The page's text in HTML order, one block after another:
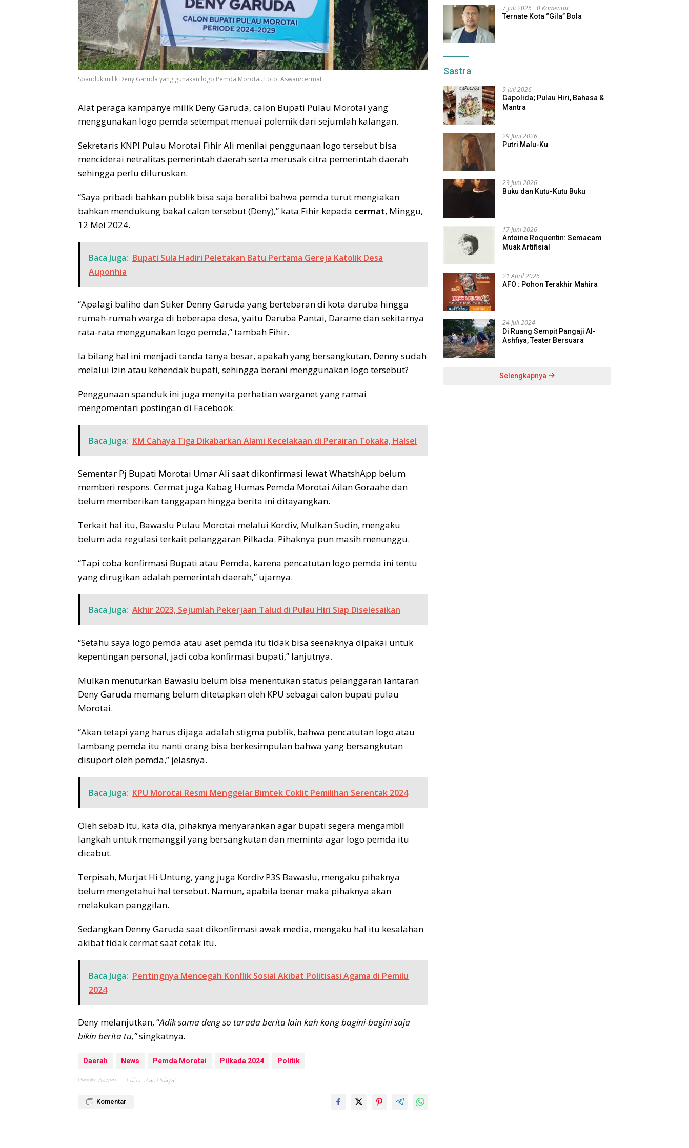
Spanduk milik Deny Garuda yang gunakan logo Pemda Morotai. Foto: Aswan/cermat
Alat peraga kampanye milik Deny Garuda, calon Bupati Pulau Morotai yang
menggunakan logo pemda setempat menuai polemik dari sejumlah kalangan.
Sekretaris KNPI Pulau Morotai Fihir Ali menilai penggunaan logo tersebut bisa
menciderai netralitas pemerintah daerah serta merusak citra pemerintah daerah
sehingga perlu diluruskan.
“Saya pribadi bahkan publik bisa saja beralibi bahwa pemda turut mengiakan
bahkan mendukung bakal calon tersebut (Deny),” kata Fihir kepada cermat, Minggu,
12 Mei 2024.
Baca Juga: Bupati Sula Hadiri Peletakan Batu Pertama Gereja Katolik Desa
Auponhia
“Apalagi baliho dan Stiker Denny Garuda yang bertebaran di kota daruba hingga
rumah-rumah warga di beberapa desa, yaitu Daruba Pantai, Darame dan sekitarnya
rata-rata menggunakan logo pemda,” tambah Fihir.
Ia bilang hal ini menjadi tanda tanya besar, apakah yang bersangkutan, Denny sudah
melalui izin atau kehendak bupati, sehingga berani menggunakan logo tersebut?
Penggunaan spanduk ini juga menyita perhatian warganet yang ramai
mengomentari postingan di Facebook.
Baca Juga: KM Cahaya Tiga Dikabarkan Alami Kecelakaan di Perairan Tokaka, Halsel
Sementar Pj Bupati Morotai Umar Ali saat dikonfirmasi lewat WhatshApp belum
memberi respons. Cermat juga Kabag Humas Pemda Morotai Ailan Goraahe dan
belum memberikan tanggapan hingga berita ini ditayangkan.
Terkait hal itu, Bawaslu Pulau Morotai melalui Kordiv, Mulkan Sudin, mengaku
belum ada regulasi terkait pelanggaran Pilkada. Pihaknya pun masih menunggu.
“Tapi coba konfirmasi Bupati atau Pemda, karena pencatutan logo pemda ini tentu
yang dirugikan adalah pemerintah daerah,” ujarnya.
Baca Juga: Akhir 2023, Sejumlah Pekerjaan Talud di Pulau Hiri Siap Diselesaikan
“Setahu saya logo pemda atau aset pemda itu tidak bisa seenaknya dipakai untuk
kepentingan personal, jadi coba konfirmasi bupati,” lanjutnya.
Mulkan menuturkan Bawaslu belum bisa menentukan status pelanggaran lantaran
Deny Garuda memang belum ditetapkan oleh KPU sebagai calon bupati pulau
Morotai.
“Akan tetapi yang harus dijaga adalah stigma publik, bahwa pencatutan logo atau
lambang pemda itu nanti orang bisa berkesimpulan bahwa yang bersangkutan
disuport oleh pemda,” jelasnya.
Baca Juga: KPU Morotai Resmi Menggelar Bimtek Coklit Pemilihan Serentak 2024
Oleh sebab itu, kata dia, pihaknya menyarankan agar bupati segera mengambil
langkah untuk memanggil yang bersangkutan dan meminta agar logo pemda itu
dicabut.
Terpisah, Murjat Hi Untung, yang juga Kordiv P3S Bawaslu, mengaku pihaknya
belum mengetahui hal tersebut. Namun, apabila benar maka pihaknya akan
melakukan panggilan.
Sedangkan Denny Garuda saat dikonfirmasi awak media, mengaku hal itu kesalahan
akibat tidak cermat saat cetak itu.
Baca Juga: Pentingnya Mencegah Konflik Sosial Akibat Politisasi Agama di Pemilu
2024
Deny melanjutkan, “Adik sama deng so tarada berita lain kah kong bagini-bagini saja
bikin berita tu,”singkatnya.
Daerah News Pemda Morotai Pilkada 2024 Politik
Penulis: Aswan Editor: Rian Hidayat
Komentar
7 Juli 2026 0 Komentar
Ternate Kota “Gila” Bola
Sastra
9 Juli 2026
Gapolida; Pulau Hiri, Bahasa &
Mantra
29 Juni 2026
Putri Malu-Ku
23 Juni 2026
Buku dan Kutu-Kutu Buku
17 Juni 2026
Antoine Roquentin: Semacam
Muak Artifisial
21 April 2026
AFO : Pohon Terakhir Mahira
24 Juli 2024
Di Ruang Sempit Pangaji Al-
Ashfiya, Teater Bersuara
Selengkapnya